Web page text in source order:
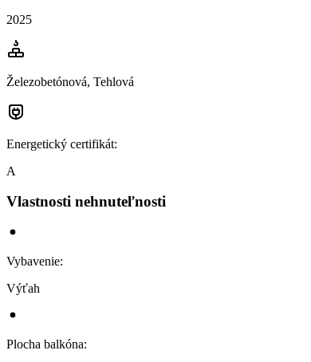
2025
Železobetónová, Tehlová
Energetický certifikát:
A
Vlastnosti nehnuteľnosti
Vybavenie:
Výťah
Plocha balkóna: